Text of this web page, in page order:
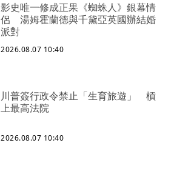
影史唯一修成正果《蜘蛛人》銀幕情
侶 湯姆霍蘭德與千黛亞英國辦結婚
派對
2026.08.07 10:40
川普簽行政令禁止「生育旅遊」 槓
上最高法院
2026.08.07 10:40